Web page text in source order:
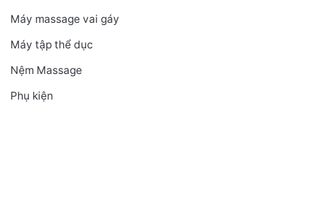
Máy massage vai gáy
Máy tập thể dục
Nệm Massage
Phụ kiện